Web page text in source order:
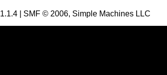
| SMF © 2006, Simple Machines LLC